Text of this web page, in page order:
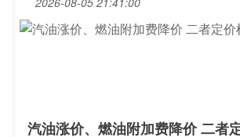
汽油涨价、燃油附加费降价 二者